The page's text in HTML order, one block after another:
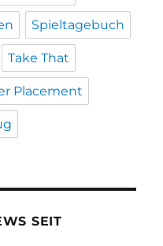
Spieltagebuch
Take That
Placement
SEIT